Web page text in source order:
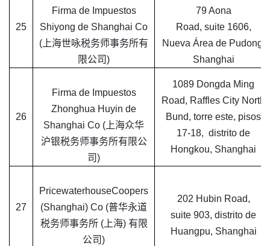
25
Firma de Impuestos
Shiyong de Shanghai Co
(上海世咏税务师事务所有
限公司)
79 Aona
Road, suite 1606,
Nueva Área de Pudong,
Shanghai
26
Firma de Impuestos
Zhonghua Huyin de
Shanghai Co (上海众华
沪银税务师事务所有限公
司)
1089 Dongda Ming
Road, Raffles City North
Bund, torre este, pisos
17-18, distrito de
Hongkou, Shanghai
27
PricewaterhouseCoopers
(Shanghai) Co (普华永道
税务师事务所 (上海) 有限
公司)
202 Hubin Road,
suite 903, distrito de
Huangpu, Shanghai